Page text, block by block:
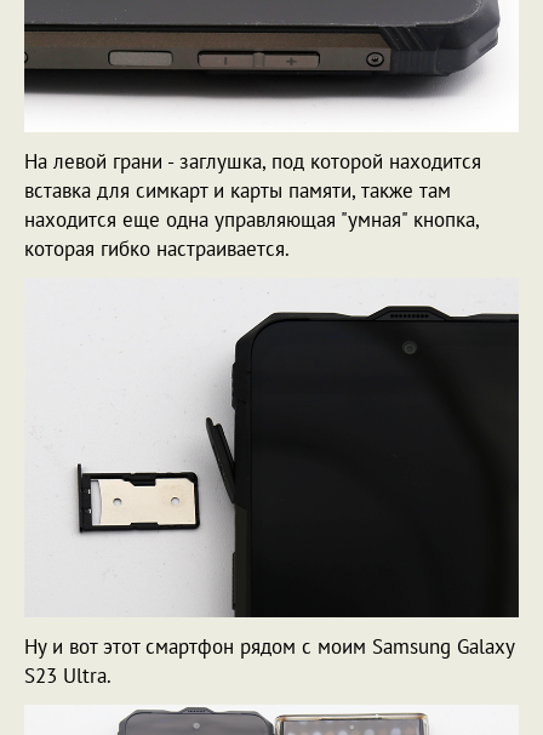
На левой грани - заглушка, под которой находится
вставка для симкарт и карты памяти, также там
находится еще одна управляющая "умная" кнопка,
которая гибко настраивается.
Ну и вот этот смартфон рядом с моим Samsung Galaxy
S23 Ultra.